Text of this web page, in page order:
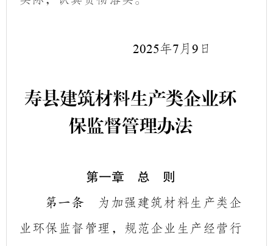
2025年7 月 9 日
寿县建筑材料生产类企业环
保监督管理办法
第一章 总 则
第一条
为加强建筑材料生产类企
业环保监督管理，规范企业生产经营行